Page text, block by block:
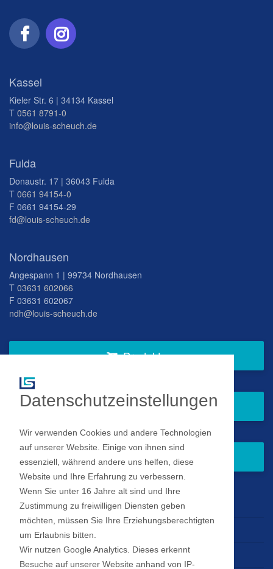
Kassel
Kieler Str. 6 | 34134 Kassel
T 0561 8791-0
info@louis-scheuch.de
Fulda
Donaustr. 17 | 36043 Fulda
T 0661 94154-0
F 0661 94154-29
fd@louis-scheuch.de
Nordhausen
Angespann 1 | 99734 Nordhausen
T 03631 602066
F 03631 602067
ndh@louis-scheuch.de
Produkte
Fragen Sie gern bei uns an
Zum Newsletter anmelden
Impressum
Datenschutz
Datenschutz Einstellungen
Datenschutzeinstellungen
Wir verwenden Cookies und andere Technologien
auf unserer Website. Einige von ihnen sind
essenziell, während andere uns helfen, diese
Website und Ihre Erfahrung zu verbessern.
Wenn Sie unter 16 Jahre alt sind und Ihre
Zustimmung zu freiwilligen Diensten geben
möchten, müssen Sie Ihre Erziehungsberechtigten
um Erlaubnis bitten.
Wir nutzen Google Analytics. Dieses erkennt
Besuche auf unserer Website anhand von IP-